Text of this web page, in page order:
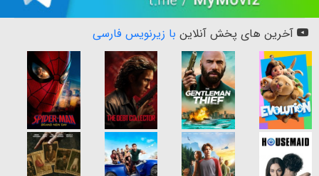
آخرین های پخش آنلاین با زیرنویس فارسی